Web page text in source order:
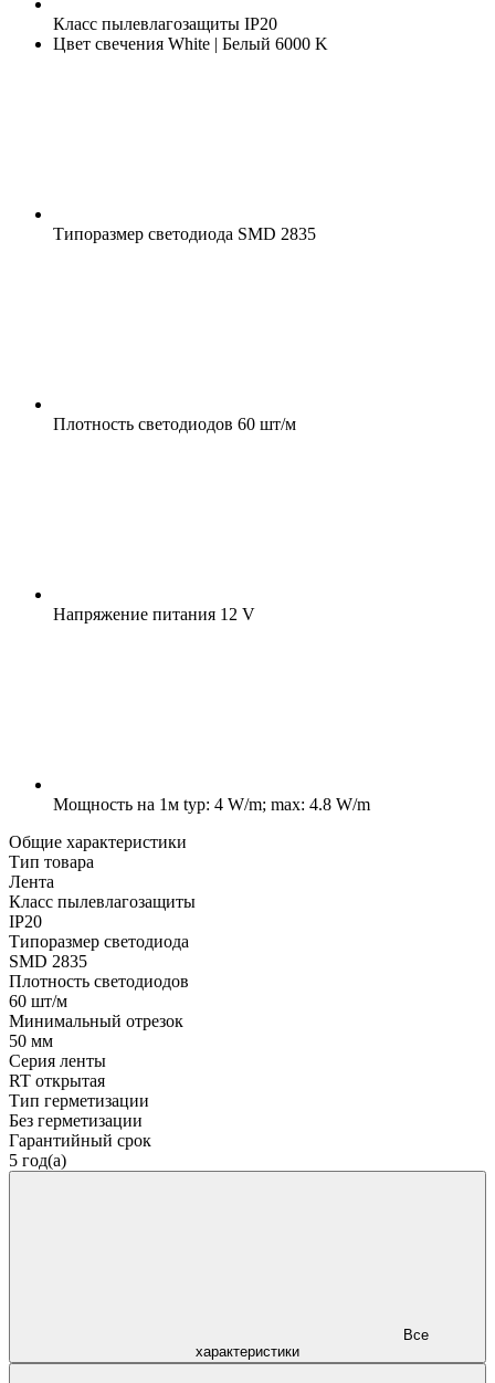
Класс пылевлагозащиты IP20
Цвет свечения White | Белый 6000 K
Типоразмер светодиода SMD 2835
Плотность светодиодов 60 шт/м
Напряжение питания 12 V
Мощность на 1м typ: 4 W/m; max: 4.8 W/m
Общие характеристики
Тип товара
Лента
Класс пылевлагозащиты
IP20
Типоразмер светодиода
SMD 2835
Плотность светодиодов
60 шт/м
Минимальный отрезок
50 мм
Серия ленты
RT открытая
Тип герметизации
Без герметизации
Гарантийный срок
5 год(а)
характеристики